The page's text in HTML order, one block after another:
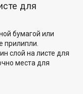
для
бумагой или
прилипли.
слой на листе для
места для